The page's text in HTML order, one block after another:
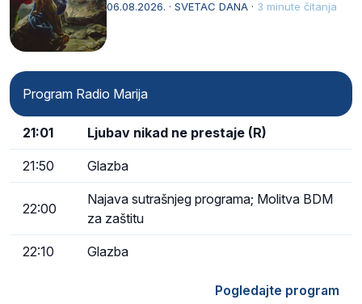
drugoj…
06.08.2026. · SVETAC DANA · 3 minute čitanja
Program Radio Marija
21:01 Ljubav nikad ne prestaje (R)
21:50 Glazba
22:00
Najava sutrašnjeg programa; Molitva BDM
za zaštitu
22:10 Glazba
Pogledajte program